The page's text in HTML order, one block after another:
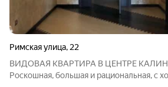
Римская улица, 22
ВИДОВАЯ КВАРТИРА В ЦЕНТРЕ
Роскошная, большая и рациональная, с